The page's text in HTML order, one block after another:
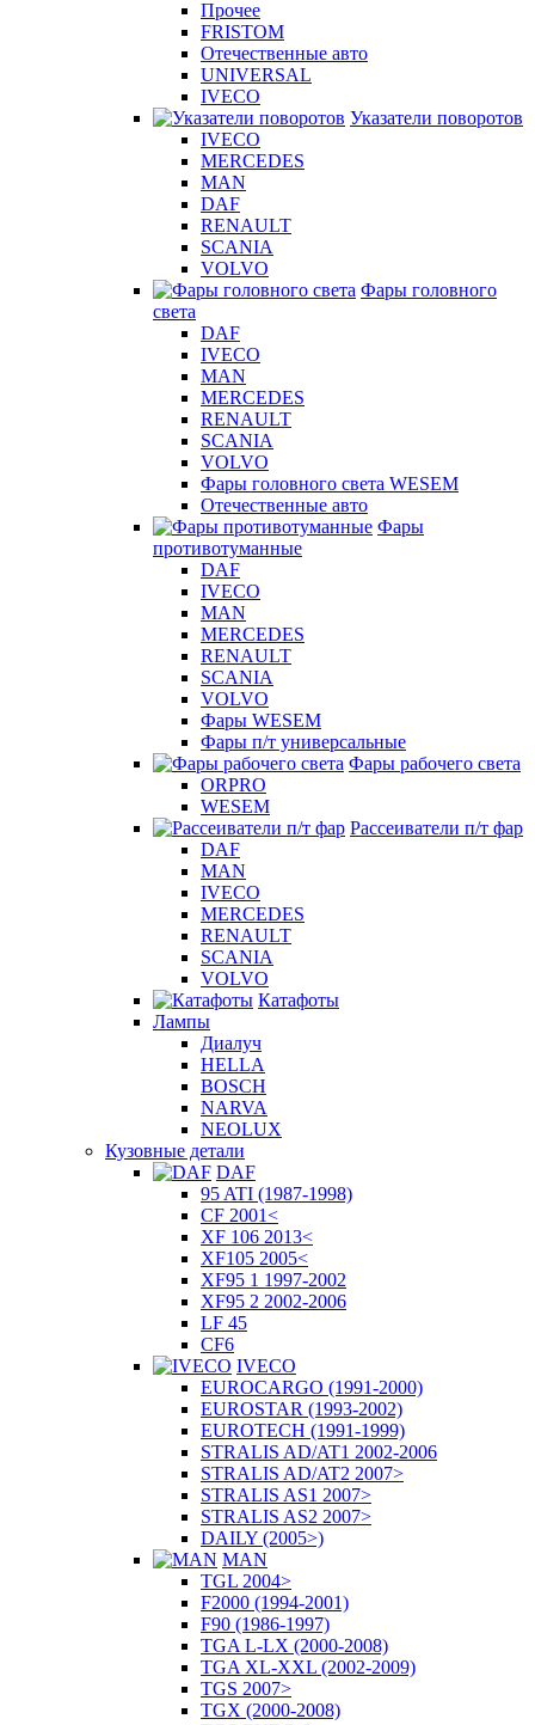
Прочее
FRISTOM
Отечественные авто
UNIVERSAL
IVECO
Указатели поворотов
IVECO
MERCEDES
MAN
DAF
RENAULT
SCANIA
VOLVO
Фары головного
света
DAF
IVECO
MAN
MERCEDES
RENAULT
SCANIA
VOLVO
Фары головного света WESEM
Отечественные авто
Фары
противотуманные
DAF
IVECO
MAN
MERCEDES
RENAULT
SCANIA
VOLVO
Фары WESEM
Фары п/т универсальные
Фары рабочего света
ORPRO
WESEM
Рассеиватели п/т фар
DAF
MAN
IVECO
MERCEDES
RENAULT
SCANIA
VOLVO
Катафоты
Лампы
Диалуч
HELLA
BOSCH
NARVA
NEOLUX
Кузовные детали
DAF
95 ATI (1987-1998)
CF 2001<
XF 106 2013<
XF105 2005<
XF95 1 1997-2002
XF95 2 2002-2006
LF 45
CF6
IVECO
EUROCARGO (1991-2000)
EUROSTAR (1993-2002)
EUROTECH (1991-1999)
STRALIS AD/AT1 2002-2006
STRALIS AD/AT2 2007>
STRALIS AS1 2007>
STRALIS AS2 2007>
DAILY (2005>)
MAN
TGL 2004>
F2000 (1994-2001)
F90 (1986-1997)
TGA L-LX (2000-2008)
TGA XL-XXL (2002-2009)
TGS 2007>
TGX (2000-2008)